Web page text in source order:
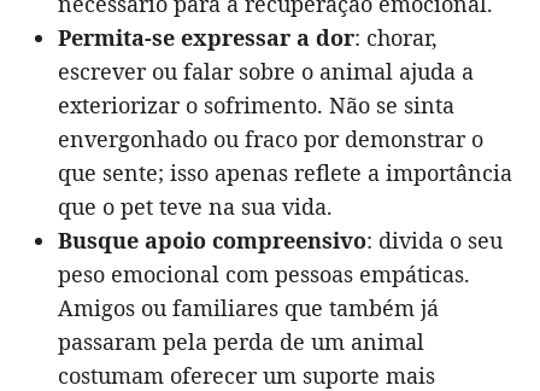
Permita-se expressar a dor: chorar,
escrever ou falar sobre o animal ajuda a
exteriorizar o sofrimento. Não se sinta
envergonhado ou fraco por demonstrar o
que sente; isso apenas reflete a importância
que o pet teve na sua vida.
Busque apoio compreensivo: divida o seu
peso emocional com pessoas empáticas.
Amigos ou familiares que também já
passaram pela perda de um animal
costumam oferecer um suporte mais